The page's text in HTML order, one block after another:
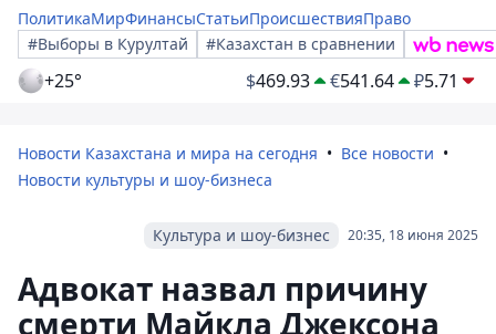
ПолитикаМирФинансыСтатьиПроисшествияПраво
#Выборы в Курултай
#Казахстан в сравнении
+25° $469.93 €541.64 ₽5.71
Новости Казахстана и мира на сегодня
Все новости
Новости культуры и шоу-бизнеса
20:35, 18 июня 2025
Культура и шоу-бизнес
Адвокат назвал причину
смерти Майкла Джексона